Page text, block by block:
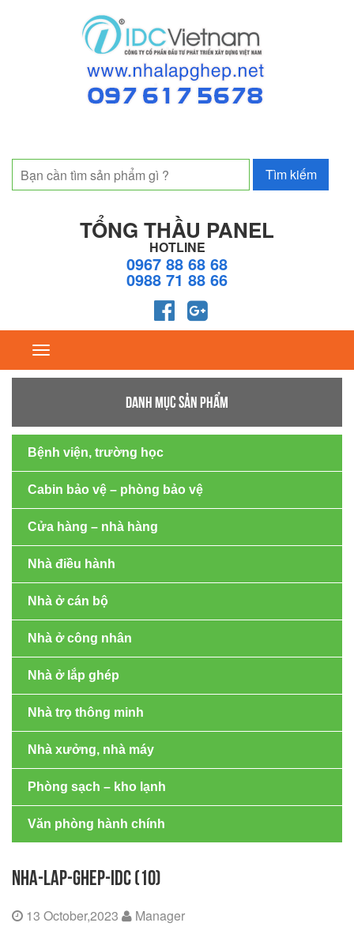
TỔNG THẦU PANEL
HOTLINE
0967 88 68 68
0988 71 88 66
Toggle
DANH MỤC SẢN PHẨM
Bệnh viện, trường học
Cabin bảo vệ – phòng bảo vệ
Cửa hàng – nhà hàng
Nhà điều hành
Nhà ở cán bộ
Nhà ở công nhân
Nhà ở lắp ghép
Nhà trọ thông minh
Nhà xưởng, nhà máy
Phòng sạch – kho lạnh
Văn phòng hành chính
NHA-LAP-GHEP-IDC (10)
13 October,2023 Manager